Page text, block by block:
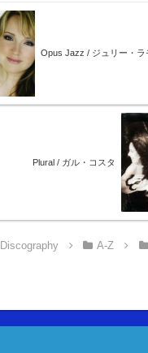
Opus Jazz / ジュリー・ラ
Plural / ガル・コスタ
Discography A-Z